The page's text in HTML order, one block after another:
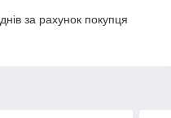
за рахунок покупця